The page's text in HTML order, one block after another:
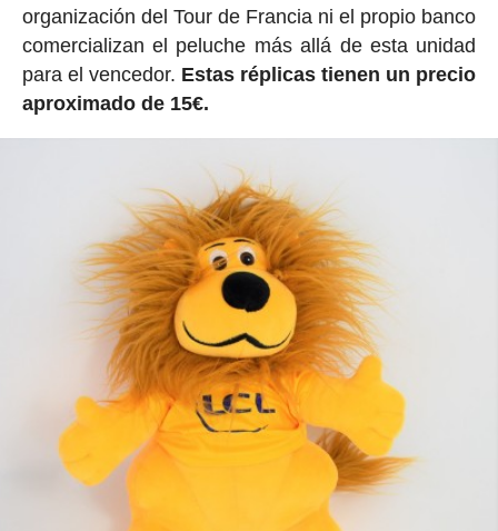
organización del Tour de Francia ni el propio banco
comercializan el peluche más allá de esta unidad
para el vencedor. Estas réplicas tienen un precio
aproximado de 15€.